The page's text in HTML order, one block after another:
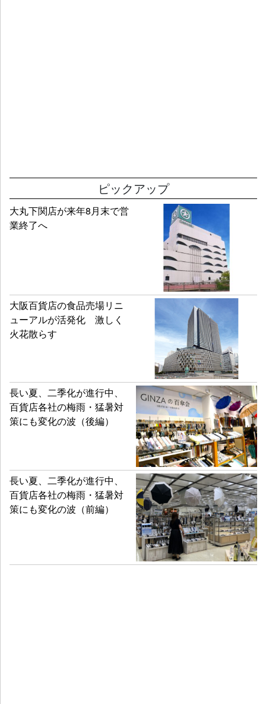
ピックアップ
大丸下関店が来年8月末で営
業終了へ
大阪百貨店の食品売場リニ
ューアルが活発化 激しく
火花散らす
長い夏、二季化が進行中、
百貨店各社の梅雨・猛暑対
策にも変化の波（後編）
長い夏、二季化が進行中、
百貨店各社の梅雨・猛暑対
策にも変化の波（前編）